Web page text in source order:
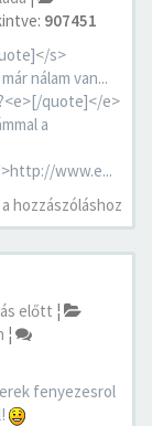
907451
s>
nálam van...
quote]</e>
a
www.e...
hozzászóláshoz
előtt ¦
¦
fenyezesrol